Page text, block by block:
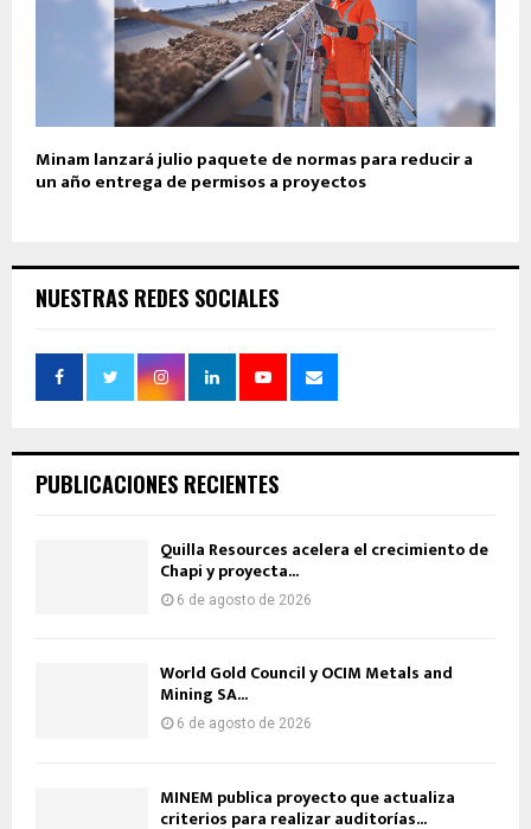
Minam lanzará julio paquete de normas para reducir a
un año entrega de permisos a proyectos
NUESTRAS REDES SOCIALES
PUBLICACIONES RECIENTES
Quilla Resources acelera el crecimiento de
Chapi y proyecta...
6 de agosto de 2026
World Gold Council y OCIM Metals and
Mining SA...
6 de agosto de 2026
MINEM publica proyecto que actualiza
criterios para realizar auditorías...